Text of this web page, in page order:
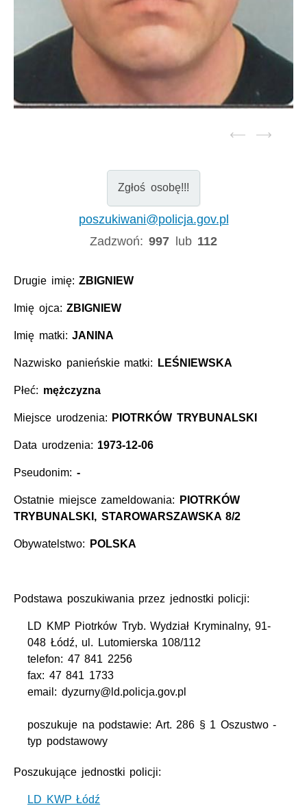
Zgłoś osobę!!!
poszukiwani@policja.gov.pl
Zadzwoń:997 lub 112
Drugie imię:ZBIGNIEW
Imię ojca:ZBIGNIEW
Imię matki:JANINA
Nazwisko panieńskie matki: LEŚNIEWSKA
Płeć: mężczyzna
Miejsce urodzenia: PIOTRKÓW TRYBUNALSKI
Data urodzenia: 1973-12-06
Pseudonim: -
Ostatnie miejsce zameldowania:
PIOTRKÓW
TRYBUNALSKI, STAROWARSZAWSKA 8/2
Obywatelstwo: POLSKA
Podstawa poszukiwania przez jednostki policji:
LD KMP Piotrków Tryb. Wydział Kryminalny, 91-
048 Łódź, ul. Lutomierska 108/112
telefon: 47 841 2256
fax: 47 841 1733
email: dyzurny@ld.policja.gov.pl
poszukuje na podstawie: Art. 286 § 1 Oszustwo -
typ podstawowy
Poszukujące jednostki policji:
LD KWP Łódź